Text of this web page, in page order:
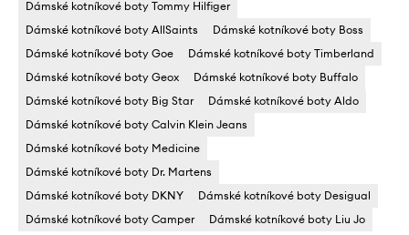
Dámské kotníkové boty Tommy Hilfiger
Dámské kotníkové boty AllSaints
Dámské kotníkové boty Boss
Dámské kotníkové boty Goe
Dámské kotníkové boty Timberland
Dámské kotníkové boty Geox
Dámské kotníkové boty Buffalo
Dámské kotníkové boty Big Star
Dámské kotníkové boty Aldo
Dámské kotníkové boty Calvin Klein Jeans
Dámské kotníkové boty Medicine
Dámské kotníkové boty Dr. Martens
Dámské kotníkové boty DKNY
Dámské kotníkové boty Desigual
Dámské kotníkové boty Camper
Dámské kotníkové boty Liu Jo